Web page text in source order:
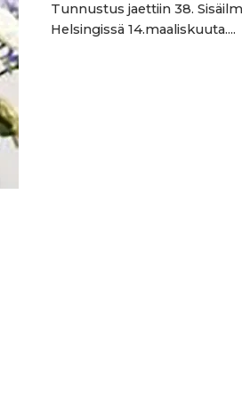
Tunnustus jaettiin 38.
Helsingissä 14.maaliskuuta....